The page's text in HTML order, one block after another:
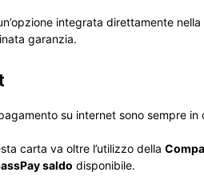
integrata direttamente
garanzia.
su internet sono sempre in
carta va oltre l’utilizzo della
saldo disponibile.